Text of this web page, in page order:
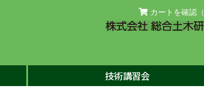
カートを確認（
技術講習会